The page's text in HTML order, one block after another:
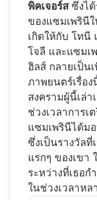
พิคเจอร์สซึ่งได้
ของแซมเพรินี
เกิดให้กับ โทนี
โจลี และแซมเ
ฮิลส์ กลายเป็น
ภาพยนตร์เรื่อง
สงครามผู้นี้เล่
ช่วงเวลาการเ
แซมเพรินีได้มอ
ซึ่งเป็นรางวัลที่
แรกๆ ของเขา
ระหว่างที่เธอก
ในช่วงเวลาห